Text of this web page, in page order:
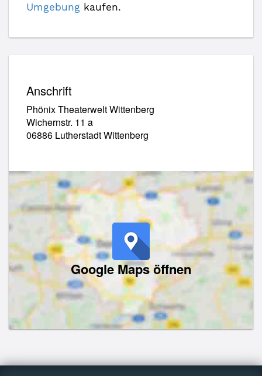
Umgebung kaufen.
Anschrift
Phönix Theaterwelt Wittenberg
Wichernstr. 11 a
06886 Lutherstadt Wittenberg
Google Maps öffnen